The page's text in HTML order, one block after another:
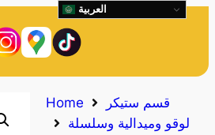
Home
قسم ستيكر
لوقو وميدالية وسلسلة
العربية